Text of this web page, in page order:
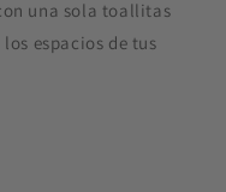
una sola toallitas
espacios de tus